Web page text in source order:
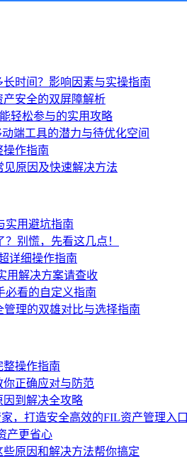
时间？影响因素与实操指南
安全的双屏障解析
轻松参与的实用攻略
端工具的潜力与待优化空间
操作指南
见原因及快速解决方法
实用避坑指南
别慌，先看这几点！
详细操作指南
用解决方案请查收
必看的自定义指南
管理的双雄对比与选择指南
整操作指南
正确应对与防范
因到解决全攻略
，打造安全高效的FIL资产管理入口
产更省心
原因和解决方法帮你搞定